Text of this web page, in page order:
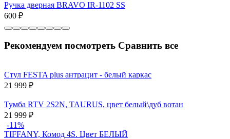
Ручка дверная BRAVO IR-1102 SS
600 ₽
Рекомендуем посмотреть Сравнить все
Стул FESTA plus антрацит - белый каркас
21 999 ₽
Тумба RTV 2S2N, TAURUS, цвет белый\дуб вотан
21 999 ₽
-11%
TIFFANY, Комод 4S. Цвет БЕЛЫЙ